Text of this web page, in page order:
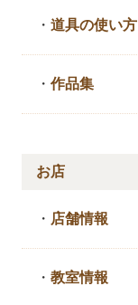
・道具の使い方
・作品集
お店
・ 店舗情報
・教室情報